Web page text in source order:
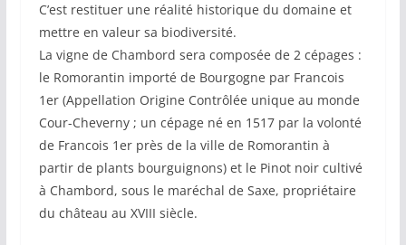
C’est restituer une réalité historique du domaine et
mettre en valeur sa biodiversité.
La vigne de Chambord sera composée de 2 cépages :
le Romorantin importé de Bourgogne par Francois
1er (Appellation Origine Contrôlée unique au monde
Cour-Cheverny ; un cépage né en 1517 par la volonté
de Francois 1er près de la ville de Romorantin à
partir de plants bourguignons) et le Pinot noir cultivé
à Chambord, sous le maréchal de Saxe, propriétaire
du château au XVIII siècle.